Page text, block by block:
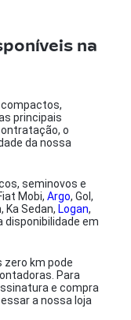
na
compactos,
principais
o
da nossa
seminovos e
Mobi,Argo, Gol,
Ka Sedan, Logan,
disponibilidade em
zero km pode
Para
e compra
a nossa loja